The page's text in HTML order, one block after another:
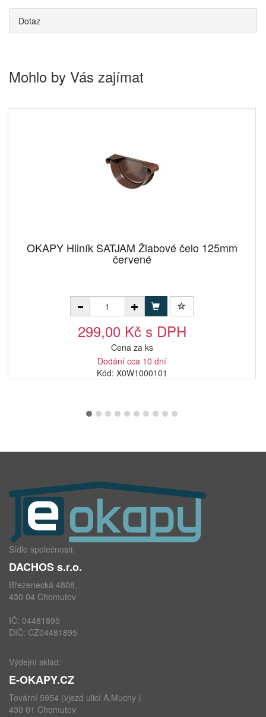
Dotaz
Mohlo by Vás zajímat
OKAPY Hliník SATJAM Žlabové čelo 125mm
červené
299,00 Kč s DPH
Cena za ks
Dodání cca 10 dní
Kód: X0W1000101
Sídlo společnosti:
DACHOS s.r.o.
Březenecká 4808,
430 04 Chomutov
IČ: 04481895
DIČ: CZ04481895
Výdejní sklad:
E-OKAPY.CZ
Tovární 5954 (vjezd ulicí A.Muchy )
430 01 Chomutov